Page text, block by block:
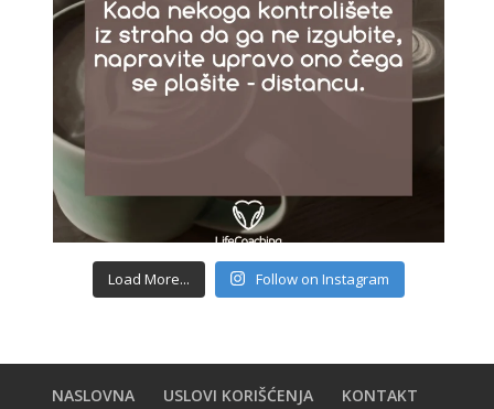
Load More... Follow on Instagram
NASLOVNA USLOVI KORIŠĆENJA KONTAKT